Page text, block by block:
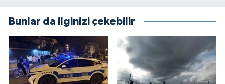
Bunlar da ilginizi çekebilir